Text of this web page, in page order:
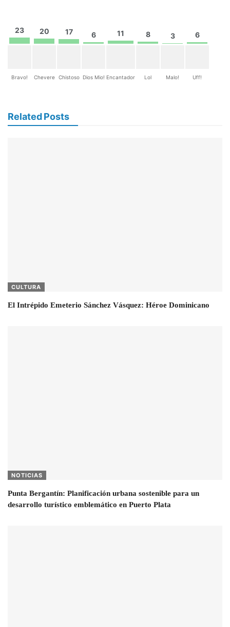
23
Bravo!
20
Chevere
17
Chistoso
6
Dios Mio!
11
Encantador
8
Lol
3
Malo!
6
Uff!
Related Posts
CULTURA
El Intrépido Emeterio Sánchez Vásquez: Héroe Dominicano
NOTICIAS
Punta Bergantín: Planificación urbana sostenible para un
desarrollo turístico emblemático en Puerto Plata